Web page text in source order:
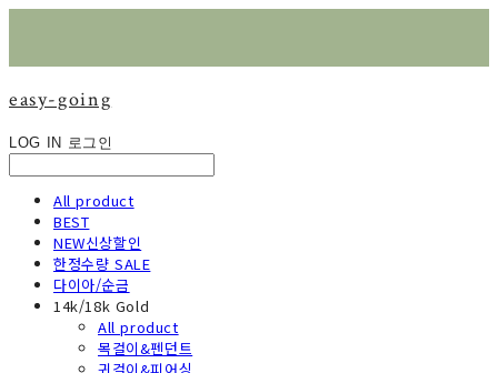
easy-going
LOG IN 로그인
All product
BEST
NEW신상할인
한정수량 SALE
다이아/순금
14k/18k Gold
All product
목걸이&펜던트